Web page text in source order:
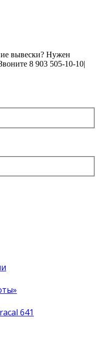
вывески? Нужен
8 903 505-10-10|
641